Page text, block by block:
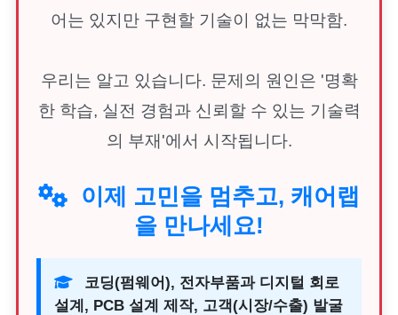
어는 있지만 구현할 기술이 없는 막막함.
우리는 알고 있습니다. 문제의 원인은 '명확
한 학습, 실전 경험과 신뢰할 수 있는 기술력
의 부재'에서 시작됩니다.
이제 고민을 멈추고, 캐어랩
을 만나세요!
코딩(펌웨어), 전자부품과 디지털 회로
설계, PCB 설계 제작, 고객(시장/수출) 발굴